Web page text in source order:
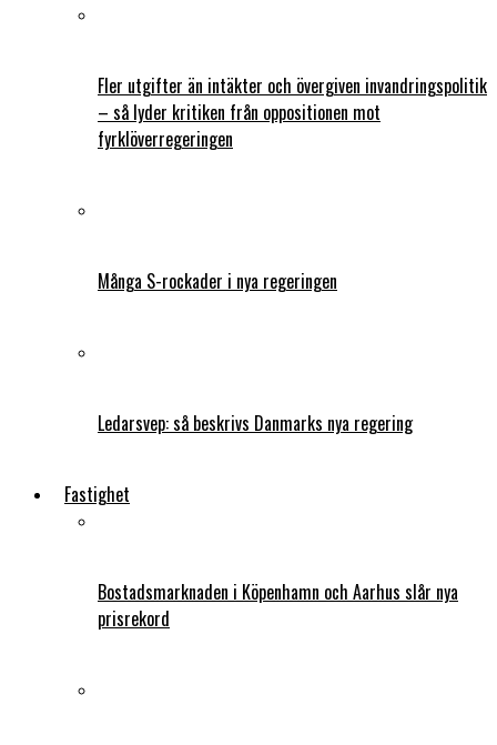
Fler utgifter än intäkter och övergiven invandringspolitik
– så lyder kritiken från oppositionen mot
fyrklöverregeringen
Många S-rockader i nya regeringen
Ledarsvep: så beskrivs Danmarks nya regering
Fastighet
Bostadsmarknaden i Köpenhamn och Aarhus slår nya
prisrekord